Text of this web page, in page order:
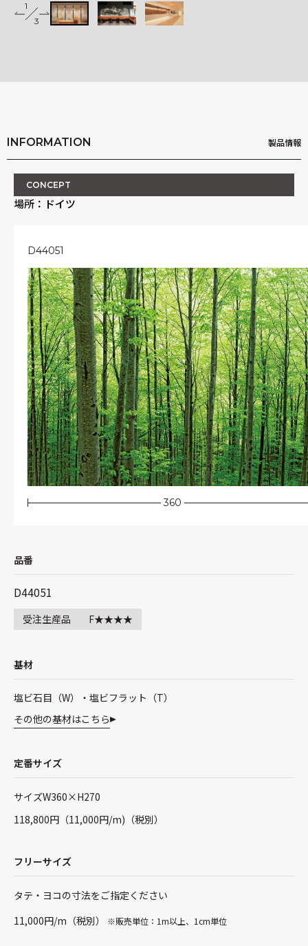
1
2 3
INFORMATION 製品情報
CONCEPT
場所：ドイツ
D44051
360
品番
D44051
受注生産品 F★★★★
基材
塩ビ石目（W）・塩ビフラット（T）
その他の基材はこちら
定番サイズ
サイズW360×H270
118,800円（11,000円/m)（税別）
フリーサイズ
タテ・ヨコの寸法をご指定ください
11,000円/m（税別）
※販売単位：1m以上、1cm単位